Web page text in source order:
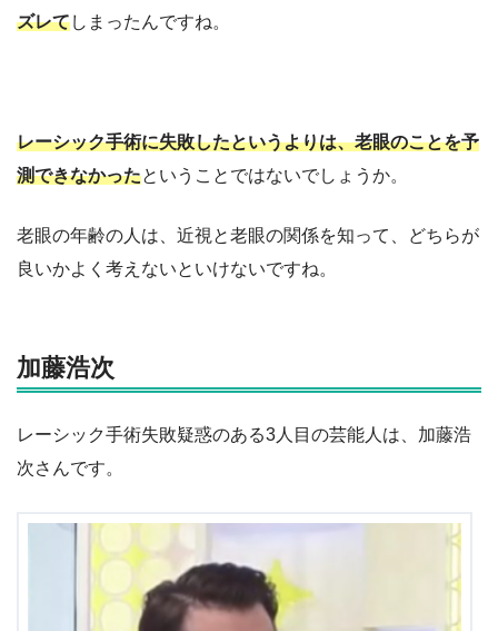
ズレてしまったんですね。
レーシック手術に失敗したというよりは、老眼のことを予
測できなかったということではないでしょうか。
老眼の年齢の人は、近視と老眼の関係を知って、どちらが
良いかよく考えないといけないですね。
加藤浩次
レーシック手術失敗疑惑のある3人目の芸能人は、加藤浩
次さんです。